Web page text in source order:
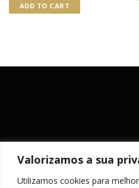
Valorizamos a sua
Utilizamos cookies para
ADD TO CART
MANTENHA-SE